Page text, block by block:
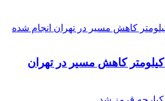
طی ۳ سال اخیر ۲۰۰ کیلومتر کاهش مسیر در تهران